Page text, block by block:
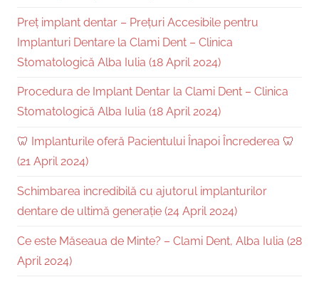
Preț implant dentar – Prețuri Accesibile pentru
Implanturi Dentare la Clami Dent – Clinica
Stomatologică Alba Iulia (18 April 2024)
Procedura de Implant Dentar la Clami Dent – Clinica
Stomatologică Alba Iulia (18 April 2024)
🦷 Implanturile oferă Pacientului Înapoi Încrederea 🦷
(21 April 2024)
Schimbarea incredibilă cu ajutorul implanturilor
dentare de ultimă generație (24 April 2024)
Ce este Măseaua de Minte? – Clami Dent, Alba Iulia (28
April 2024)